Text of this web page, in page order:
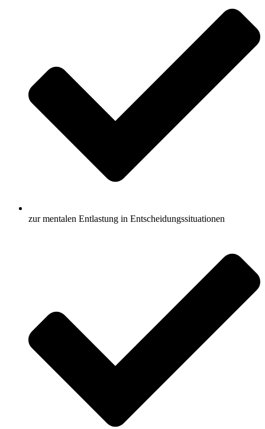
zur mentalen Entlastung in Entscheidungssituationen